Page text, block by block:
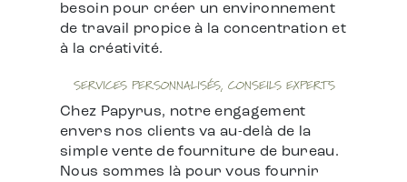
besoin pour créer un environnement
de travail propice à la concentration et
à la créativité.
SERVICES PERSONNALISÉS, CONSEILS EXPERTS
Chez Papyrus, notre engagement
envers nos clients va au-delà de la
simple vente de fourniture de bureau.
Nous sommes là pour vous fournir